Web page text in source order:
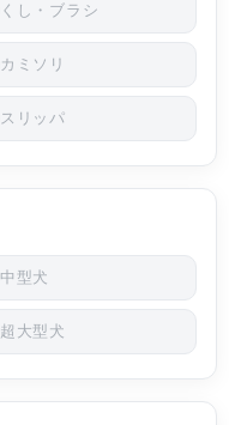
くし・ブラシ
カミソリ
スリッパ
中型犬
超大型犬